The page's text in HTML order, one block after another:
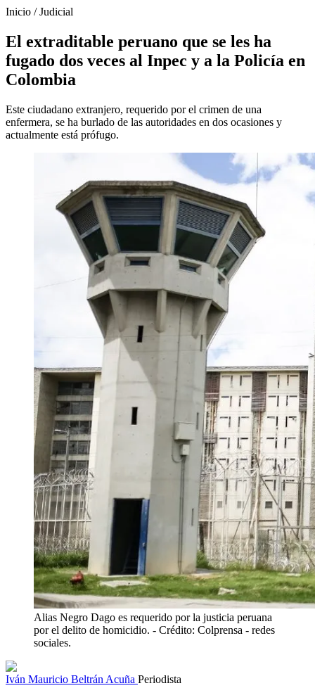
Inicio /Judicial
El extraditable peruano que se les ha
fugado dos veces al Inpec y a la Policía en
Colombia
Este ciudadano extranjero, requerido por el crimen de una
enfermera, se ha burlado de las autoridades en dos ocasiones y
actualmente está prófugo.
Alias Negro Dago es requerido por la justicia peruana
por el delito de homicidio. - Crédito: Colprensa - redes
sociales.
Iván Mauricio Beltrán Acuña Periodista